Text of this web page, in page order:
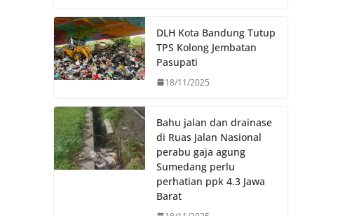
k
p
k
DLH Kota Bandung Tutup
TPS Kolong Jembatan
Pasupati
18/11/2025
Bahu jalan dan drainase
di Ruas Jalan Nasional
perabu gaja agung
Sumedang perlu
perhatian ppk 4.3 Jawa
Barat